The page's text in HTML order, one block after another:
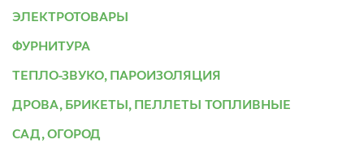
ЭЛЕКТРОТОВАРЫ
ФУРНИТУРА
ТЕПЛО-ЗВУКО, ПАРОИЗОЛЯЦИЯ
ДРОВА, БРИКЕТЫ, ПЕЛЛЕТЫ ТОПЛИВНЫЕ
САД, ОГОРОД